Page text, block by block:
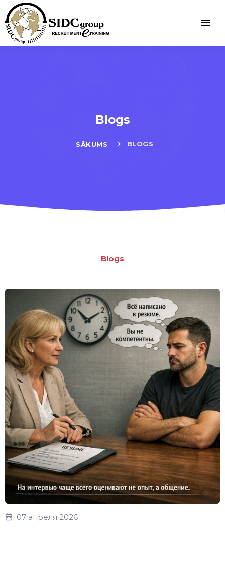
Blogs
SĀKUMS BLOGS
Blogs
07 апреля 2026